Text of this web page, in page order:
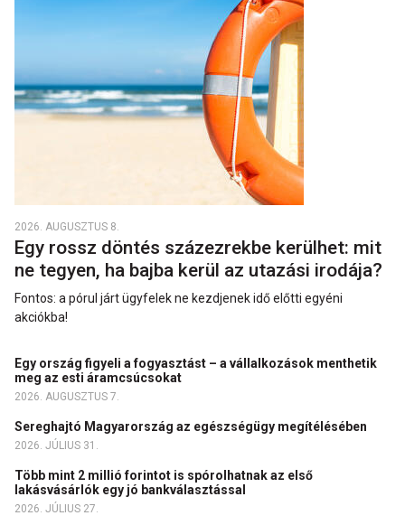
2026. AUGUSZTUS 8.
Egy rossz döntés százezrekbe kerülhet: mit
ne tegyen, ha bajba kerül az utazási irodája?
Fontos: a pórul járt ügyfelek ne kezdjenek idő előtti egyéni
akciókba!
Egy ország figyeli a fogyasztást – a vállalkozások menthetik
meg az esti áramcsúcsokat
2026. AUGUSZTUS 7.
Sereghajtó Magyarország az egészségügy megítélésében
2026. JÚLIUS 31.
Több mint 2 millió forintot is spórolhatnak az első
lakásvásárlók egy jó bankválasztással
2026. JÚLIUS 27.